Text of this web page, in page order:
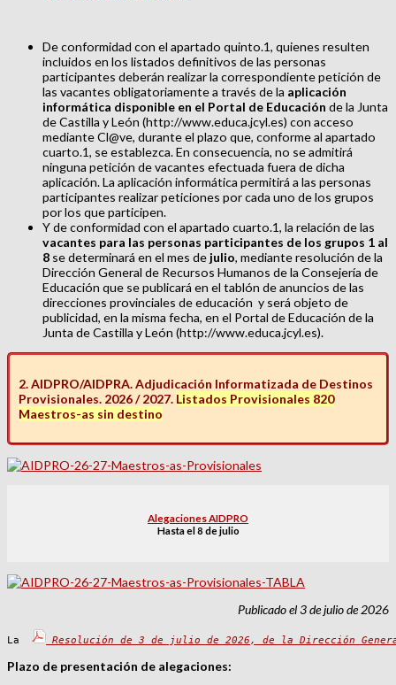
De conformidad con el apartado quinto.1, quienes resulten
incluidos en los listados definitivos de las personas
participantes deberán realizar la correspondiente petición de
las vacantes obligatoriamente a través de la aplicación
informática disponible en el Portal de Educación de la Junta
de Castilla y León (http://www.educa.jcyl.es) con acceso
mediante Cl@ve, durante el plazo que, conforme al apartado
cuarto.1, se establezca. En consecuencia, no se admitirá
ninguna petición de vacantes efectuada fuera de dicha
aplicación. La aplicación informática permitirá a las personas
participantes realizar peticiones por cada uno de los grupos
por los que participen.
Y de conformidad con el apartado cuarto.1, la relación de las
vacantes para las personas participantes de los grupos 1 al
8 se determinará en el mes de julio, mediante resolución de la
Dirección General de Recursos Humanos de la Consejería de
Educación que se publicará en el tablón de anuncios de las
direcciones provinciales de educación y será objeto de
publicidad, en la misma fecha, en el Portal de Educación de la
Junta de Castilla y León (http://www.educa.jcyl.es).
2. AIDPRO/AIDPRA. Adjudicación Informatizada de Destinos
Provisionales. 2026 / 2027. Listados Provisionales 820
Maestros-as sin destino
Alegaciones AIDPRO
Hasta el 8 de julio
Publicado el 3 de julio de 2026
La Resolución de 3 de julio de 2026, de la Dirección
Plazo de presentación de alegaciones: